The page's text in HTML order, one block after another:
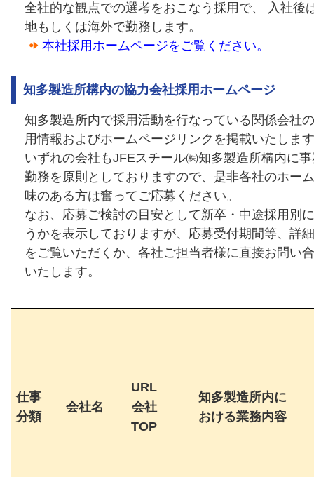
全社的な観点での選考をおこなう採用で、 入社後
地もしくは海外で勤務します。
本社採用ホームページをご覧ください。
知多製造所構内の協力会社採用ホームページ
知多製造所内で採用活動を行なっている関係会社
用情報およびホームページリンクを掲載いたしま
いずれの会社もJFEスチール㈱知多製造所構内に
勤務を原則としておりますので、是非各社のホー
味のある方は奮ってご応募ください。
なお、応募ご検討の目安として新卒・中途採用別
うかを表示しておりますが、応募受付期間等、詳
をご覧いただくか、各社ご担当者様に直接お問い
いたします。
仕事
分類
会社名
URL
会社
TOP
知多製造所内に
おける業務内容